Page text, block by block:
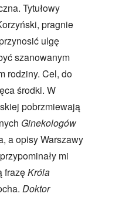
Tytułowy
pragnie
ulgę
szanowanym
rodziny. Cel, do
środki. W
pobrzmiewają
Ginekologów
a opisy Warszawy
mi
frazęKróla
Doktor